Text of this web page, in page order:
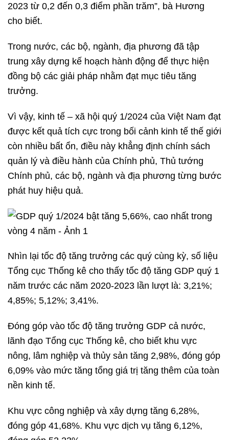
2023 từ 0,2 đến 0,3 điểm phần trăm”, bà Hương
cho biết.
Trong nước, các bộ, ngành, địa phương đã tập
trung xây dựng kế hoạch hành động để thực hiện
đồng bộ các giải pháp nhằm đạt mục tiêu tăng
trưởng.
Vì vậy, kinh tế – xã hội quý 1/2024 của Việt Nam đạt
được kết quả tích cực trong bối cảnh kinh tế thế giới
còn nhiều bất ổn, điều này khẳng định chính sách
quản lý và điều hành của Chính phủ, Thủ tướng
Chính phủ, các bộ, ngành và địa phương từng bước
phát huy hiệu quả.
Nhìn lại tốc độ tăng trưởng các quý cùng kỳ, số liệu
Tổng cục Thống kê cho thấy tốc độ tăng GDP quý 1
năm trước các năm 2020-2023 lần lượt là: 3,21%;
4,85%; 5,12%; 3,41%.
Đóng góp vào tốc độ tăng trưởng GDP cả nước,
lãnh đạo Tổng cục Thống kê, cho biết khu vực
nông, lâm nghiệp và thủy sản tăng 2,98%, đóng góp
6,09% vào mức tăng tổng giá trị tăng thêm của toàn
nền kinh tế.
Khu vực công nghiệp và xây dựng tăng 6,28%,
đóng góp 41,68%. Khu vực dịch vụ tăng 6,12%,